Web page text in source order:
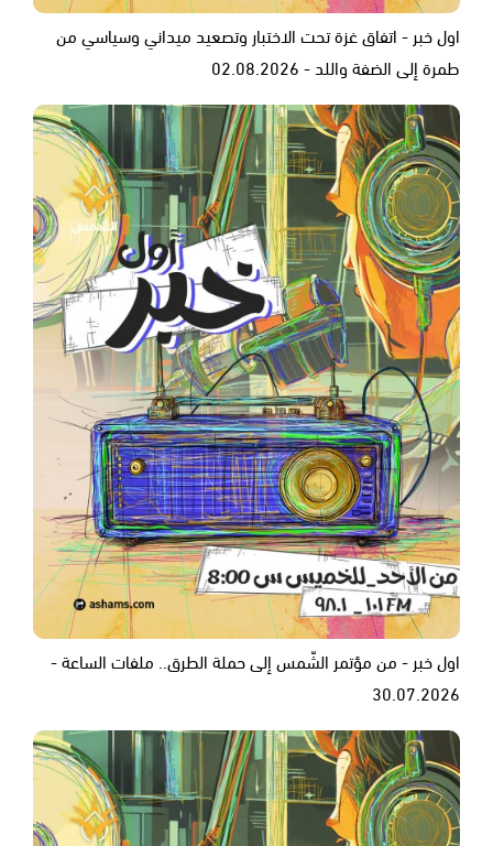
اول خبر - اتفاق غزة تحت الاختبار وتصعيد ميداني وسياسي من
طمرة إلى الضفة واللد - 02.08.2026
اول خبر - من مؤتمر الشّمس إلى حملة الطرق.. ملفات الساعة -
30.07.2026